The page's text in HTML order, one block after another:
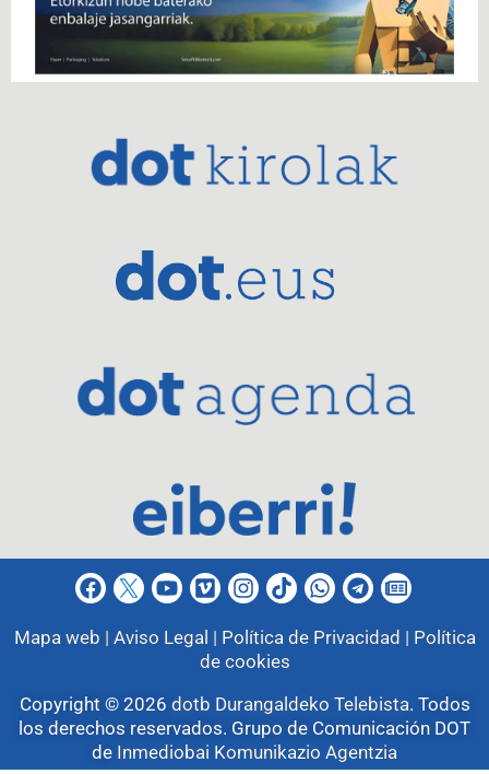
Mapa web | Aviso Legal | Política de Privacidad | Política
de cookies
Copyright © 2026 dotb Durangaldeko Telebista. Todos
los derechos reservados. Grupo de Comunicación DOT
de Inmediobai Komunikazio Agentzia